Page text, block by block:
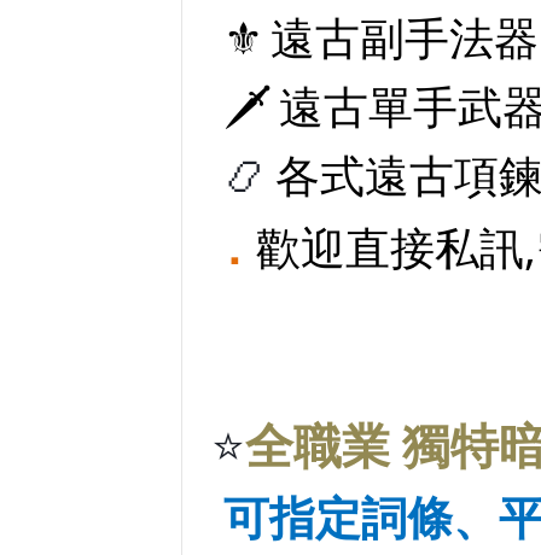
⚜️ 遠古副手法器
🗡️遠古單手武
📿 各式遠古項
． 歡迎直接私
⭐全職業 獨特
可指定詞條、